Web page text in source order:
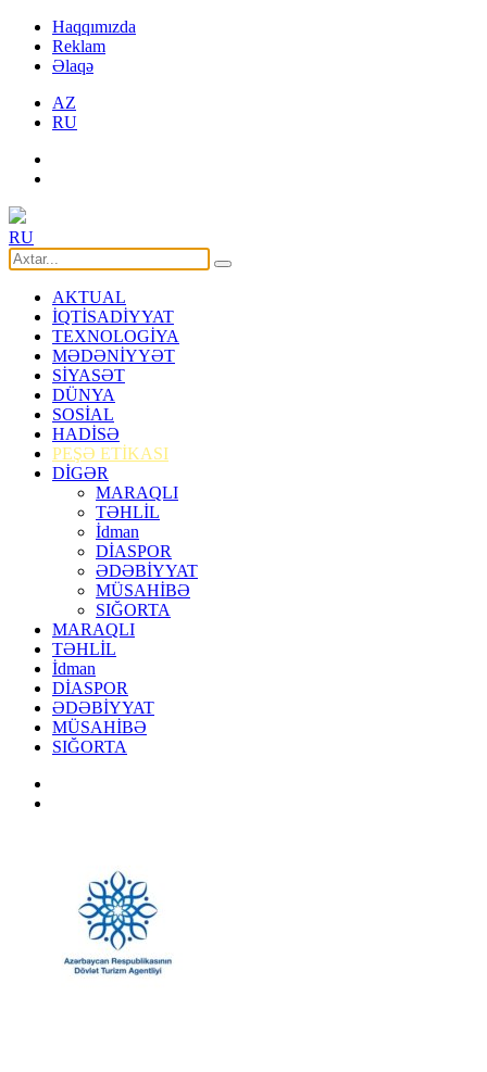
Haqqımızda
Reklam
Əlaqə
AZ
RU
RU
AKTUAL
İQTİSADİYYAT
TEXNOLOGİYA
MƏDƏNİYYƏT
SİYASƏT
DÜNYA
SOSİAL
HADİSƏ
PEŞƏ ETİKASI
DİGƏR
MARAQLI
TƏHLİL
İdman
DİASPOR
ƏDƏBİYYAT
MÜSAHİBƏ
SIĞORTA
MARAQLI
TƏHLİL
İdman
DİASPOR
ƏDƏBİYYAT
MÜSAHİBƏ
SIĞORTA